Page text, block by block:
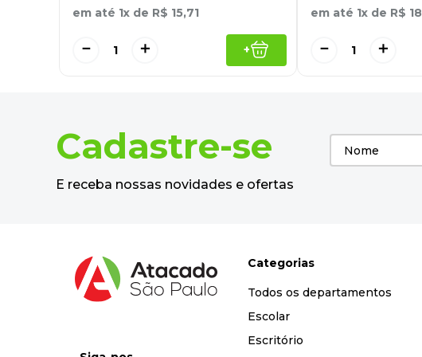
em até 1x de R$ 15,71
＋
－ +
em até 1x de R$ 18
＋
－
Cadastre-se
E receba nossas novidades e ofertas
Categorias
Todos os departamentos
Escolar
Escritório